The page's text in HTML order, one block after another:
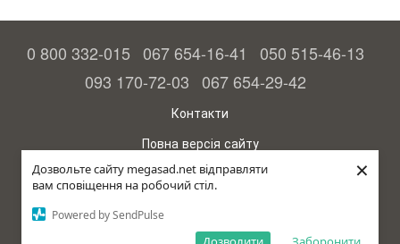
Дозвольте сайту megasad.net відправляти
вам сповіщення на робочий стіл.
Powered by SendPulse
×
0 800 332-015 067 654-16-41
050 515-46-13
093 170-72-03 067 654-29-42
Контакти
Повна версія сайту
© 2015—2026
Megasad – гарантія високого врожаю
рус (країна-терорист)